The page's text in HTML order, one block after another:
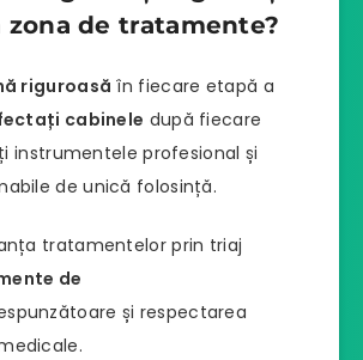
de tratamente?
riguroasă în fiecare etapă a
cabinele după fiecare
instrumentele profesional și
de unică folosință.
tratamentelor prin triaj
de
și respectarea